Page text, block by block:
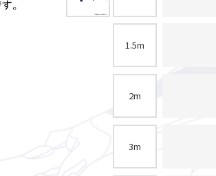
1.5m
2m
3m